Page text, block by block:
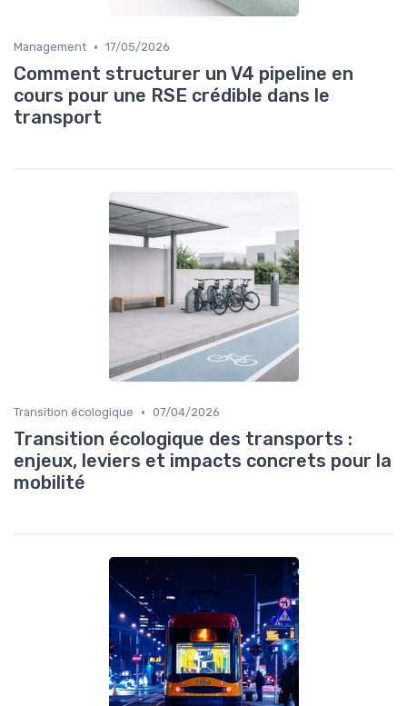
Management • 17/05/2026
Comment structurer un V4 pipeline en
cours pour une RSE crédible dans le
transport
Transition écologique • 07/04/2026
Transition écologique des transports :
enjeux, leviers et impacts concrets pour la
mobilité